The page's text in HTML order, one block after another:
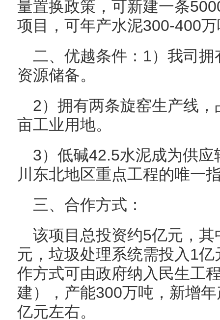
量置换政策，可新建一条
项目，可年产水泥300-400
二、优越条件：1）我司
资源储备。
2）拥有两条旋窑生产线
亩工业用地。
3）低碱42.5水泥成为供
川东北地区重点工程的唯一
三、合作方式：
该项目总投资约5亿元，
元，垃圾处理系统需投入1
作方式可由政府纳入民生工
建），产能300万吨，新增
亿元左右。